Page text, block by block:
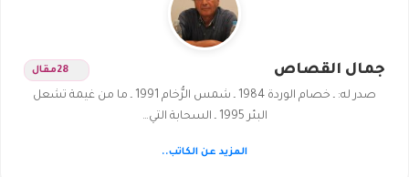
جمال القصاص 28مقال
صدر له: ـ خصام الوردة 1984 ـ شمس الرُّخام 1991 ـ ما من غيمة تشعل
البئر 1995 ـ السحابة التي…
المزيد عن الكاتب..